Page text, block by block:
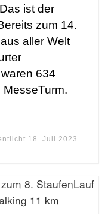
ist der
zum 14.
aller Welt
634
18. Juli 2023